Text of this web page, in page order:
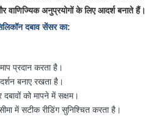
वाणिज्यिक अनुप्रयोगों के लिए आदर्श बनाते हैं।
दबाव सेंसर का:
प्रदान करता है।
बनाए रखता है।
को मापने में सक्षम।
में सटीक रीडिंग सुनिश्चित करता है।